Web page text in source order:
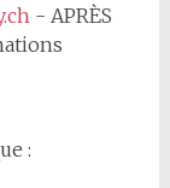
- APRÈS
: